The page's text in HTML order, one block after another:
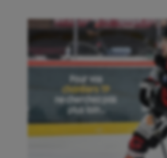
Aéronautique